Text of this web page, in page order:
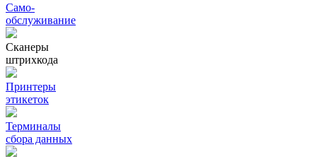
Само-
обслуживание
Сканеры
штрихкода
Принтеры
этикеток
Терминалы
сбора данных